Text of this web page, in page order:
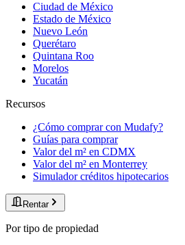
Ciudad de México
Estado de México
Nuevo León
Querétaro
Quintana Roo
Morelos
Yucatán
Recursos
¿Cómo comprar con Mudafy?
Guías para comprar
Valor del m² en CDMX
Valor del m² en Monterrey
Simulador créditos hipotecarios
Rentar
Por tipo de propiedad